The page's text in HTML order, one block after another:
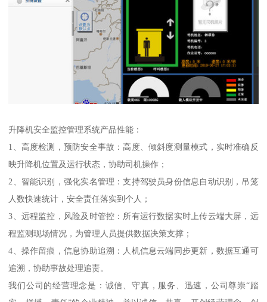
升降机安全监控管理系统产品性能：
1、高度检测，预防安全事故：高度、倾斜度测量模式，实时准确反
映升降机位置及运行状态，协助司机操作；
2、智能识别，强化实名管理：支持驾驶员身份信息自动识别，吊笼
人数快速统计，安全责任落实到个人；
3、远程监控，风险及时管控：所有运行数据实时上传云端大屏，远
程监测现场情况，为管理人员提供数据决策支撑；
4、操作留痕，信息协助追溯：人机信息云端同步更新，数据互通可
追溯，协助事故处理追责。
我们公司的经营理念是：诚信、守真，服务、迅速，公司尊崇“踏